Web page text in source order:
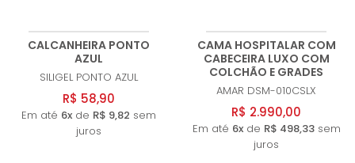
CALCANHEIRA PONTO
AZUL
SILIGEL PONTO AZUL
R$ 58,90
Em até 6x de R$ 9,82 sem
juros
CAMA HOSPITALAR COM
CABECEIRA LUXO COM
COLCHÃO E GRADES
AMAR DSM-010CSLX
R$ 2.990,00
Em até 6xde R$ 498,33sem
juros